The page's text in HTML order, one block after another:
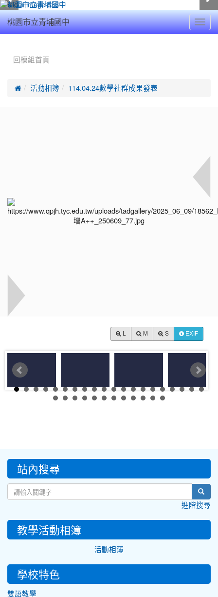
桃園市立青埔國中
回模組首頁
 活動相簿 114.04.24數學社群成果發表
M S EXIF
::: 站內搜尋
進階搜尋
教學活動相簿
活動相簿
學校特色
雙語教學